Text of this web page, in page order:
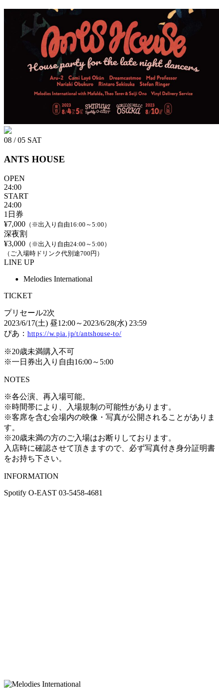
08 / 05 SAT
ANTS HOUSE
OPEN
24:00
START
24:00
1日券
¥7,000 （※出入り自由16:00～5:00）
深夜割
¥3,000 （※出入り自由24:00～5:00）
（ご入場時ドリンク代別途700円）
LINE UP
Melodies International
TICKET
プリセール2次
2023/6/17(土) 昼12:00～2023/6/28(水) 23:59
ぴあ： https://w.pia.jp/t/antshouse-to/
※20歳未満購入不可
※一日券出入り自由16:00～5:00
NOTES
※各公演、再入場可能。
※時間帯により、入場規制の可能性があります。
※客席を含む会場内の映像・写真が公開されることがありま
す。
※20歳未満の方のご入場はお断りしております。
入店時に確認させて頂きますので、必ず写真付き身分証明書
をお持ち下さい。
INFORMATION
Spotify O-EAST 03-5458-4681